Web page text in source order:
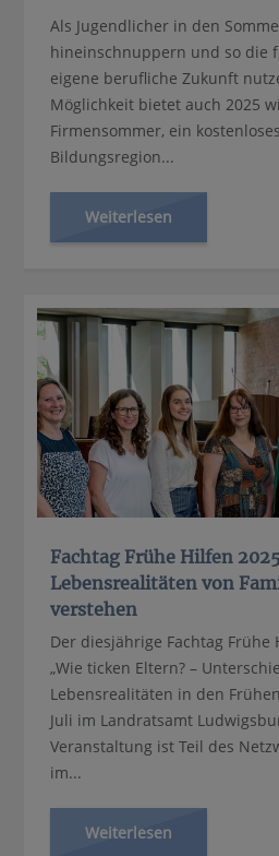
Als Jugendlicher in den
hineinschnuppern und so die
eigene berufliche Zukunft
Möglichkeit bietet auch 2025
Firmensommer, ein
Bildungsregion...
Weiterlesen
Fachtag Frühe Hilfen
Lebensrealitäten von
verstehen
Der diesjährige Fachtag
„Wie ticken Eltern? –
Lebensrealitäten in den
Juli im Landratsamt
Veranstaltung ist Teil des
im...
Weiterlesen